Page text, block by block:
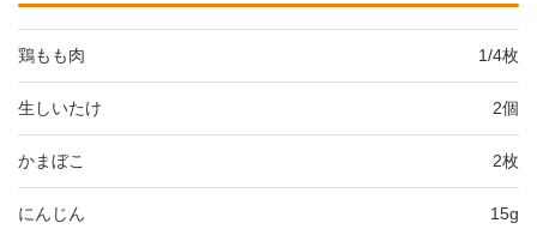
鶏もも肉 1/4枚
生しいたけ 2個
かまぼこ 2枚
にんじん 15g